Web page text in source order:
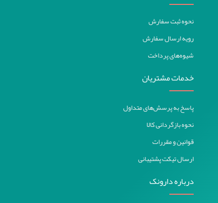
نحوه ثبت سفارش
رویه ارسال سفارش
شیوه‌های پرداخت
خدمات مشتریان
پاسخ به پرسش‌های متداول
نحوه بازگردانی کالا
قوانین و مقررات
ارسال تیکت پشتیبانی
درباره دارونک